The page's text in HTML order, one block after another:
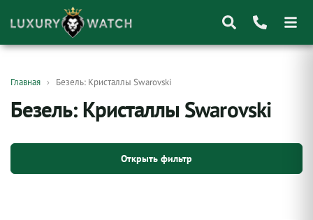
товаров
Главная Безель: Кристаллы Swarovski
Безель: Кристаллы Swarovski
Открыть фильтр